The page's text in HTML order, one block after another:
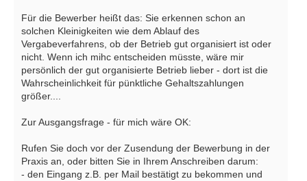
Für die Bewerber heißt das: Sie erkennen schon an
solchen Kleinigkeiten wie dem Ablauf des
Vergabeverfahrens, ob der Betrieb gut organisiert ist oder
nicht. Wenn ich mihc entscheiden müsste, wäre mir
persönlich der gut organisierte Betrieb lieber - dort ist die
Wahrscheinlichkeit für pünktliche Gehaltszahlungen
größer....
Zur Ausgangsfrage - für mich wäre OK:
Rufen Sie doch vor der Zusendung der Bewerbung in der
Praxis an, oder bitten Sie in Ihrem Anschreiben darum:
- den Eingang z.B. per Mail bestätigt zu bekommen und